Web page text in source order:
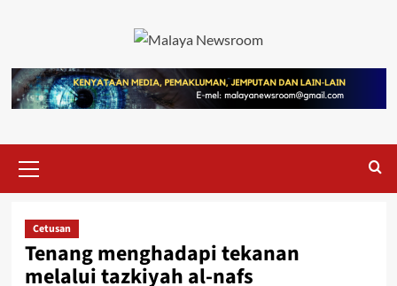
Cetusan
Tenang menghadapi tekanan
melalui tazkiyah al-nafs